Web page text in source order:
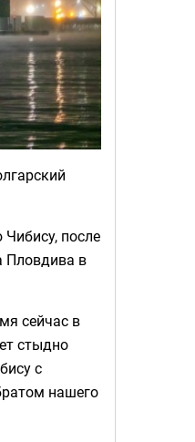
после
Пловдива в
сейчас в
стыдно
с
нашего